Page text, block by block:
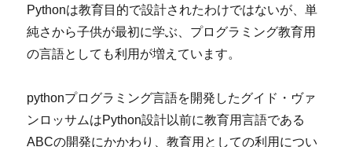
Pythonは教育目的で設計されたわけではないが、単
純さから子供が最初に学ぶ、プログラミング教育用
の言語としても利用が増えています。
pythonプログラミング言語を開発したグイド・ヴァ
ンロッサムはPython設計以前に教育用言語である
ABCの開発にかかわり、教育用としての利用につい